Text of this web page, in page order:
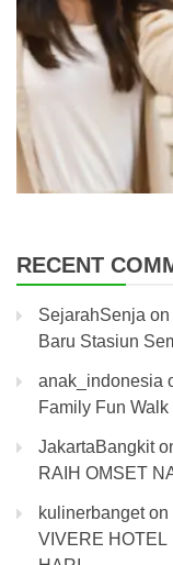
RECENT
SejarahSenja on
Baru Stasiun
anak_indonesia
Family Fun Walk
JakartaBangkit
RAIH OMSET
kulinerbangeton
VIVERE